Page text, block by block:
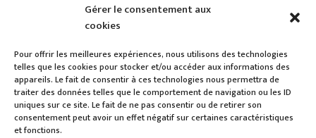
Gérer le consentement aux
cookies
Pour offrir les meilleures expériences, nous utilisons des technologies
telles que les cookies pour stocker et/ou accéder aux informations des
appareils. Le fait de consentir à ces technologies nous permettra de
traiter des données telles que le comportement de navigation ou les ID
uniques sur ce site. Le fait de ne pas consentir ou de retirer son
consentement peut avoir un effet négatif sur certaines caractéristiques
et fonctions.